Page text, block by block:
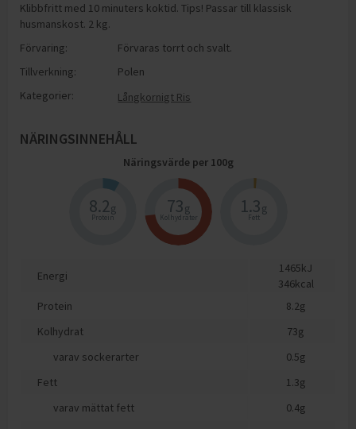
Klibbfritt med 10 minuters koktid. Tips! Passar till klassisk
husmanskost. 2 kg.
Förvaring:
Förvaras torrt och svalt.
Tillverkning:
Polen
Kategorier:
Långkornigt Ris
NÄRINGSINNEHÅLL
Näringsvärde per 100g
8.2g
Protein
73g
Kolhydrater
1.3g
Fett
Energi
1465kJ
346kcal
Protein
8.2g
Kolhydrat
73g
varav sockerarter
0.5g
Fett
1.3g
varav mättat fett
0.4g